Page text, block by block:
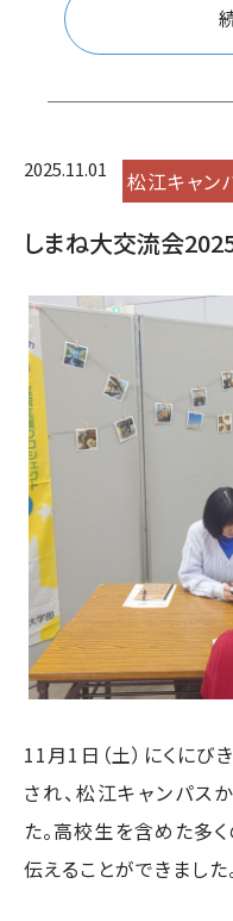
2025.11.01 松江キャン
しまね大交流会
11月1日（土）にくに
され、松江キャンパス
た。高校生を含めた多
伝えることができました